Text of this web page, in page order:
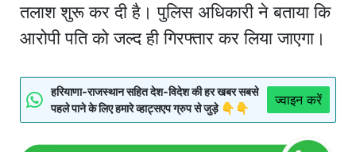
तलाश शुरू कर दी है। पुलिस अधिकारी ने बताया कि
आरोपी पति को जल्द ही गिरफ्तार कर लिया जाएगा।
हरियाणा-राजस्थान सहित देश-विदेश की हर खबर सबसे
पहले पाने के लिए हमारे व्हाट्सएप ग्रुप से जुड़े 👇👇
ज्वाइन करें